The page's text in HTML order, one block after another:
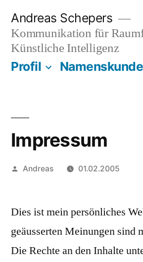
Inhalt
springen
Andreas Schepers
Kommunikation für
Künstliche Intelligenz
Profil Namenskunde
Impressum
Veröffentlicht
Andreas 01.02.2005
Dies ist mein persönliches
geäusserten Meinungen sind
Die Rechte an den Inhalte